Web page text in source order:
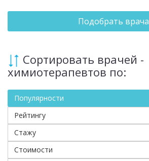
Подобрать врача
Сортировать врачей -
химиотерапевтов по:
Популярности
Рейтингу
Стажу
Стоимости